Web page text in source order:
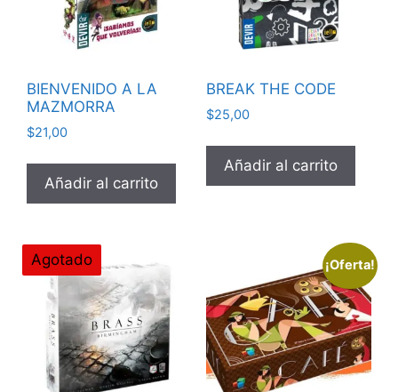
BIENVENIDO A LA
MAZMORRA
$21,00
Añadir al carrito
BREAK THE CODE
$25,00
Añadir al carrito
Agotado ¡Oferta!